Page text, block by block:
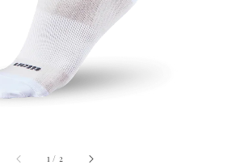
1 / 2